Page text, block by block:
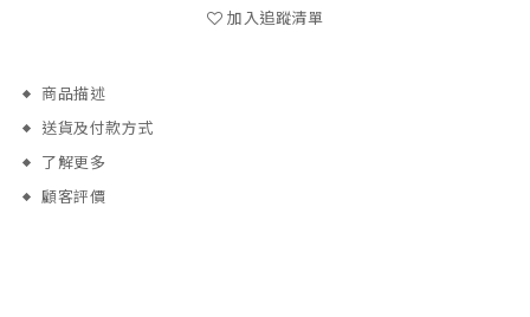
加入追蹤清單
商品描述
送貨及付款方式
了解更多
顧客評價